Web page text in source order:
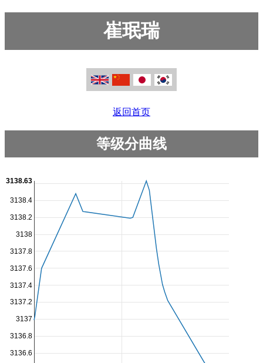
崔珉瑞
返回首页
等级分曲线
3136.6
3136.8
3137
3137.2
3137.4
3137.6
3137.8
3138
3138.2
3138.4
3138.63